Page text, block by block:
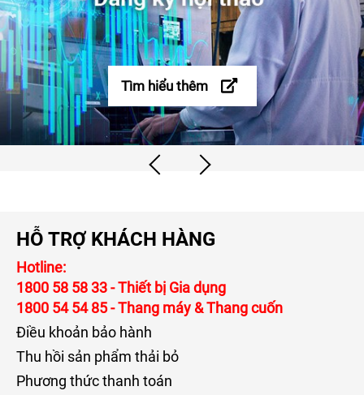
Tìm hiểu thêm
HỖ TRỢ KHÁCH HÀNG
Hotline:
1800 58 58 33- Thiết bị Gia dụng
1800 54 54 85- Thang máy & Thang cuốn
Điều khoản bảo hành
Thu hồi sản phẩm thải bỏ
Phương thức thanh toán